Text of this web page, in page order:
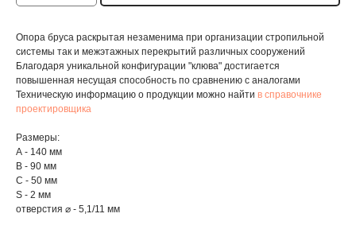
Опора бруса раскрытая незаменима при организации стропильной
системы так и межэтажных перекрытий различных сооружений
Благодаря уникальной конфигурации "клюва" достигается
повышенная несущая способность по сравнению с аналогами
Техническую информацию о продукции можно найти в справочнике
проектировщика
Размеры:
А - 140 мм
В - 90 мм
С - 50 мм
S - 2 мм
отверстия ⌀ - 5,1/11 мм